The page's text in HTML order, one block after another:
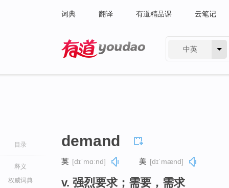
词典 翻译 有道精品课 云笔记
中英
目录
释义
权威词典
demand
英 [dɪˈmɑːnd] 美 [dɪˈmænd]
v. 强烈要求；需要，需求